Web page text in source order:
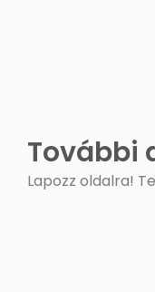
További
Lapozz oldalra!